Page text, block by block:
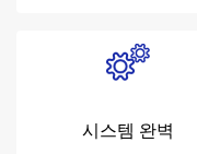
시스템 완벽